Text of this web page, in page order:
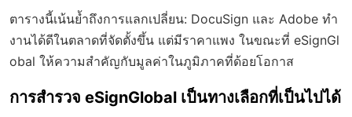
ตารางนี้เน้นย้ำถึงการแลกเปลี่ยน: DocuSign และ Adobe ทำ
งานได้ดีในตลาดที่จัดตั้งขึ้น แต่มีราคาแพง ในขณะที่ eSignGl
obal ให้ความสำคัญกับมูลค่าในภูมิภาคที่ด้อยโอกาส
การสำรวจ eSignGlobal เป็นทางเลือกที่เป็นไปได้